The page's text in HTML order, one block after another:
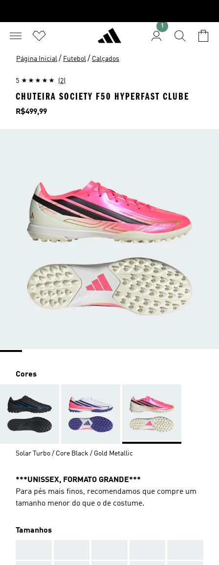
1
Página Inicial / Futebol / Calçados
5 (2)
CHUTEIRA SOCIETY F50 HYPERFAST CLUBE
Preço
R$499,99
Cores
Solar Turbo / Core Black / Gold Metallic
***UNISSEX, FORMATO GRANDE***
Para pés mais finos, recomendamos que compre um
tamanho menor do que o de costume.
Tamanhos